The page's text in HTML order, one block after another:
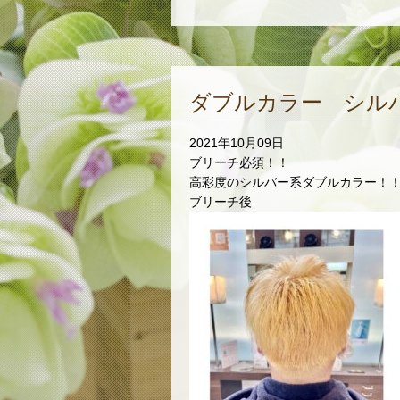
ダブルカラー シル
2021年10月09日
ブリーチ必須！！
高彩度のシルバー系ダブルカラー！
ブリーチ後